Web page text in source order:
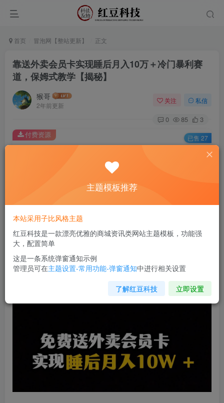
首页 冒泡网【整站更新】 正文
靠送外卖会员卡实现睡后月入10万＋冷门暴利赛
道，保姆式教学【揭秘】
猴哥
2年前更新
关注 私信
0 85 3
此内容为付费资源，请付费后查看
￥9.9
您当前未登录！建议登陆后购买，可保存购买订单
付费资源 已售 27
靠送外卖会员卡实现睡后月入10万＋冷门暴利赛道，保姆式
主题模板推荐
本站采用子比风格主题
红豆科技是一款漂亮优雅的商城资讯类网站主题模板，功能强
大，配置简单
这是一条系统弹窗通知示例
管理员可在主题设置-常用功能-弹窗通知中进行相关设置
了解红豆科技 立即设置